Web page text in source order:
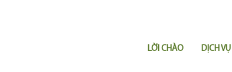
LỜI CHÀO DỊCH VỤ